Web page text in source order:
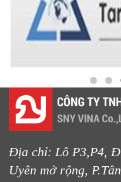
Địa chỉ: Lô P3,P4,
Uyên mở rộng,